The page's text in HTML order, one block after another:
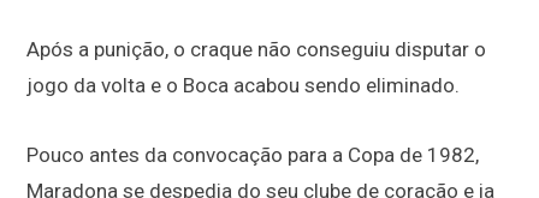
Após a punição, o craque não conseguiu disputar o
jogo da volta e o Boca acabou sendo eliminado.
Pouco antes da convocação para a Copa de 1982,
Maradona se despedia do seu clube de coração e ia